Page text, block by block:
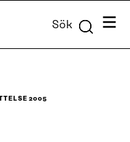
Sök Meny
2005